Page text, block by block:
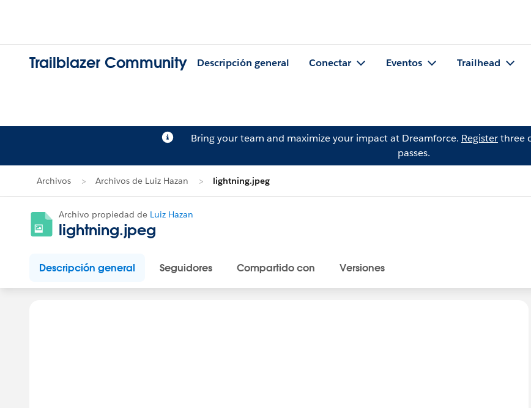
Trailblazer Community Descripción general Conectar Eventos Trailhead
Bring your team and maximize your impact at Dreamforce. Registerthree
passes.
Archivos Archivos de Luiz Hazan lightning.jpeg
Archivo propiedad de Luiz Hazan
lightning.jpeg
Descripción general Seguidores Compartido con Versiones